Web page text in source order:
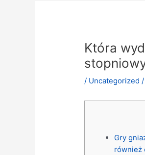
Która
/ Uncategorized
Gry
również